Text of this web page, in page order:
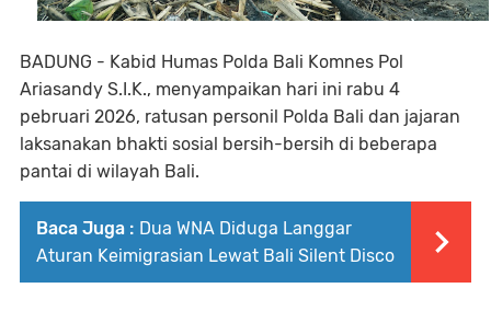
BADUNG - Kabid Humas Polda Bali Komnes Pol
Ariasandy S.I.K., menyampaikan hari ini rabu 4
pebruari 2026, ratusan personil Polda Bali dan jajaran
laksanakan bhakti sosial bersih-bersih di beberapa
pantai di wilayah Bali.
Baca Juga : Dua WNA Diduga Langgar
Aturan Keimigrasian Lewat Bali Silent Disco